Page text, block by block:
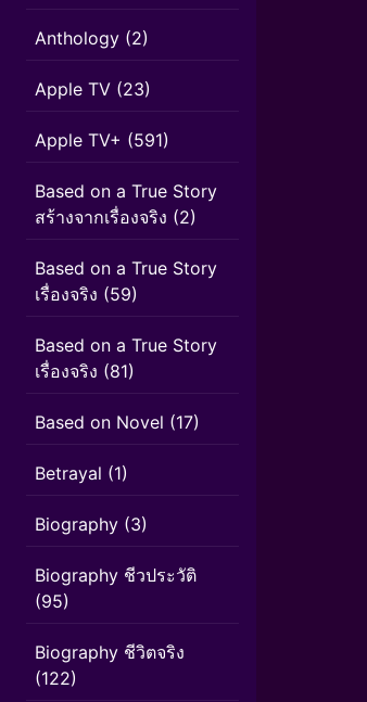
Anthology (2)
Apple TV (23)
Apple TV+ (591)
Based on a True Story
สร้างจากเรื่องจริง (2)
Based on a True Story
เรื่องจริง (59)
Based on a True Story
เรื่องจริง (81)
Based on Novel (17)
Betrayal (1)
Biography (3)
Biography ชีวประวัติ
(95)
Biography ชีวิตจริง
(122)